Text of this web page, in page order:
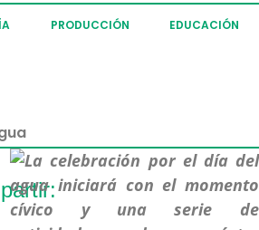
PRODUCCIÓN EDUCACIÓN